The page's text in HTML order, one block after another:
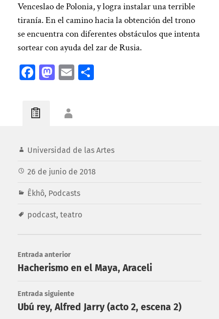
Venceslao de Polonia, y logra instalar una terrible
tiranía. En el camino hacia la obtención del trono
se encuentra con diferentes obstáculos que intenta
sortear con ayuda del zar de Rusia.
Facebook
Mastodon
EmailCompartir
Universidad de las Artes
26 de junio de 2018
Êkhô, Podcasts
podcast, teatro
Entrada anterior
Hacherismo en el Maya, Araceli
Entrada siguiente
Ubú rey, Alfred Jarry (acto 2, escena 2)